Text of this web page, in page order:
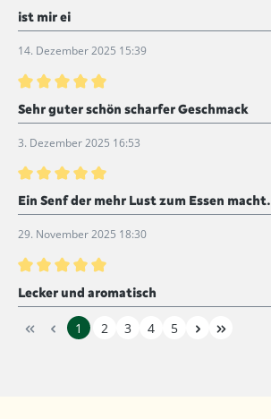
Bewertung mit 4 von 5 Sternen
ist mir ei
14. Dezember 2025 15:39
Bewertung mit 5 von 5 Sternen
Sehr guter schön scharfer Geschmack
3. Dezember 2025 16:53
Bewertung mit 5 von 5 Sternen
Ein Senf der mehr Lust zum Essen macht.
29. November 2025 18:30
Bewertung mit 5 von 5 Sternen
Lecker und aromatisch
1 2 3 4 5